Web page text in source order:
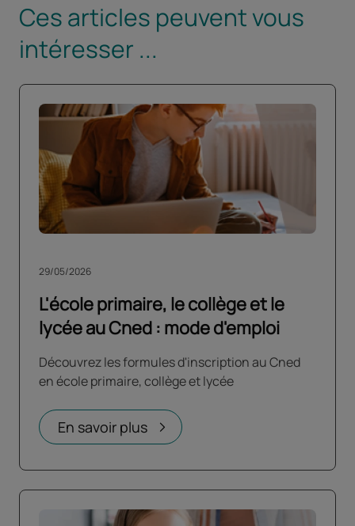
Ces articles peuvent vous
intéresser ...
L'école primaire, le collège et le
lycée au Cned : mode d'emploi
29/05/2026
Découvrez les formules d'inscription au Cned
en école primaire, collège et lycée
En savoir plus